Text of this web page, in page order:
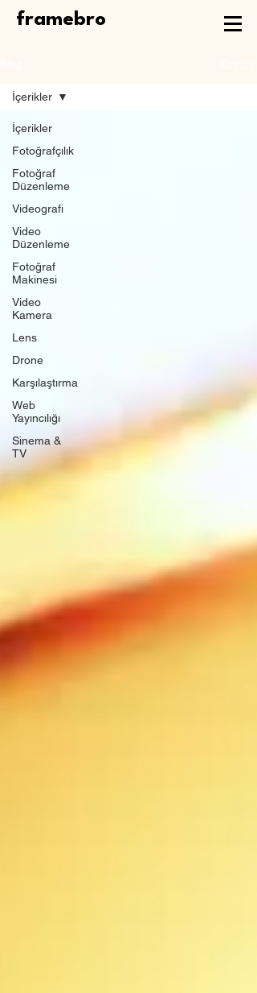
framebro
İçerikler
Fotoğrafçılık
Fotoğraf
Düzenleme
Videografi
Video
Düzenleme
Fotoğraf
Makinesi
Video
Kamera
Lens
Drone
Karşılaştırma
Web
Yayıncılığı
Sinema &
TV
İçerikler